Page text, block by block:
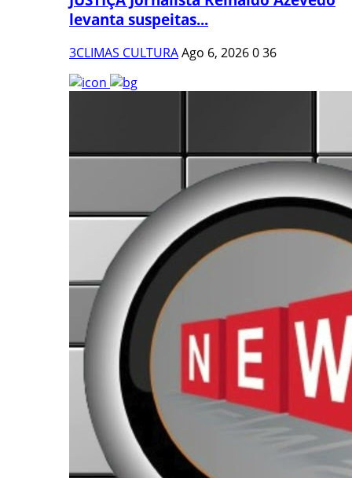
levanta suspeitas...
3CLIMAS CULTURAAgo 6, 2026036